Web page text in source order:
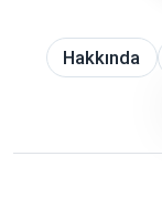
Hakkında